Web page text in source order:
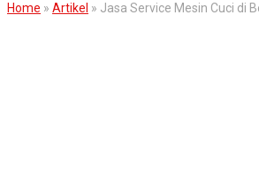
Home » Artikel » Jasa Service Mesin Cuci di